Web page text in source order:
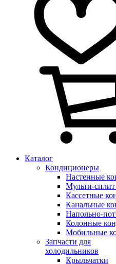
Каталог
Кондиционеры
Настенные
Мульти-
Кассетные
Канальные
Напольно-
Колонные
Мобильные
Запчасти для
холодильников
Крыльчатки